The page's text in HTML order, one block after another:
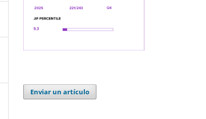
Enviar un artículo